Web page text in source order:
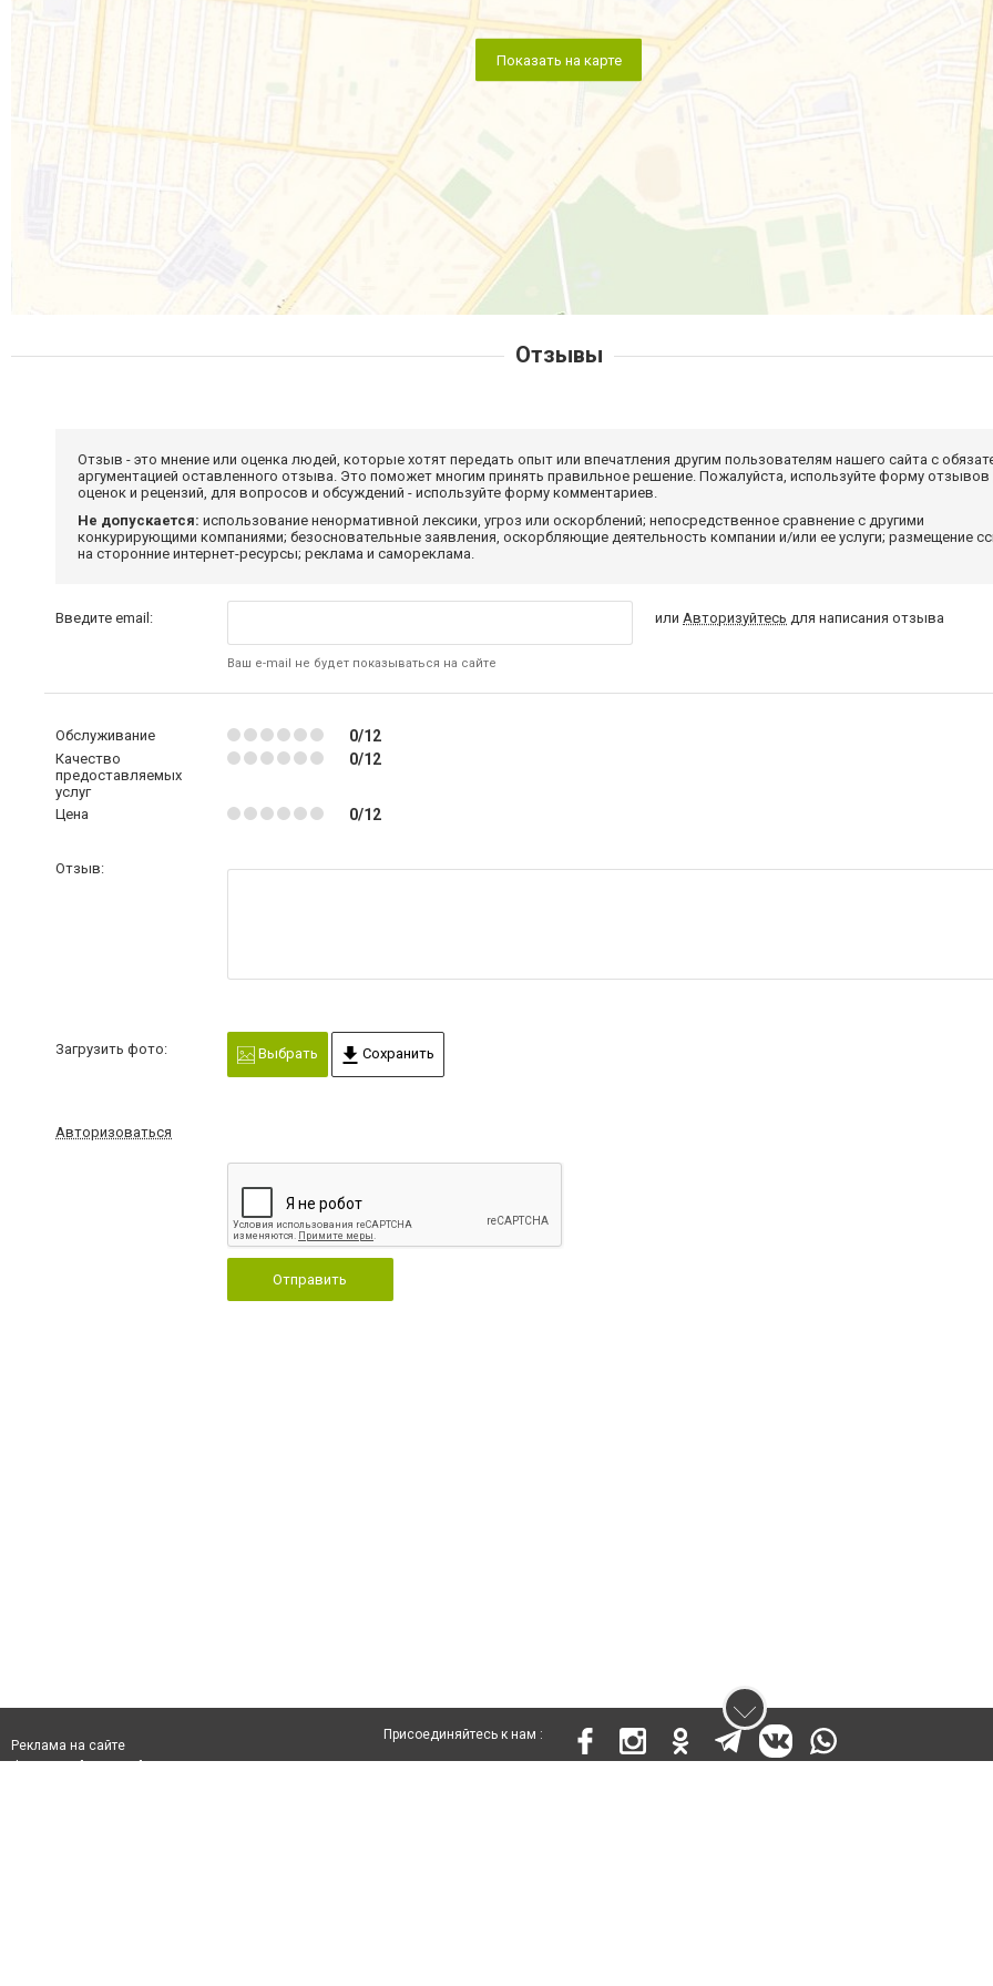
Показать на карте
Отзывы
Отзыв - это мнение или оценка людей, которые хотят передать опыт или впечатления другим пользователям нашего сайта с
аргументацией оставленного отзыва. Это поможет многим принять правильное решение. Пожалуйста, используйте форму отзывов
оценок и рецензий, для вопросов и обсуждений - используйте форму комментариев.
Не допускается: использование ненормативной лексики, угроз или оскорблений; непосредственное сравнение с другими
конкурирующими компаниями; безосновательные заявления, оскорбляющие деятельность компании и/или ее услуги; размещение
на сторонние интернет-ресурсы; реклама и самореклама.
Введите email:
Ваш e-mail не будет показываться на сайте
илиАвторизуйтесь для написания отзыва
Обслуживание 0/12
Качество
предоставляемых
услуг
0/12
Цена 0/12
Отзыв:
Загрузить фото: Выбрать Сохранить
Авторизоваться
Отправить
Реклама на сайте
Присоединяйтесь к нам :